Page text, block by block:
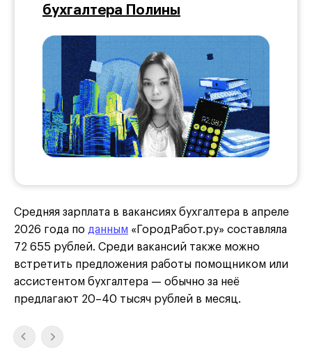
бухгалтера Полины
Средняя зарплата в вакансиях бухгалтера в апреле
2026 года по данным «ГородРабот.ру» составляла
72 655 рублей. Среди вакансий также можно
встретить предложения работы помощником или
ассистентом бухгалтера — обычно за неё
предлагают 20–40 тысяч рублей в месяц.